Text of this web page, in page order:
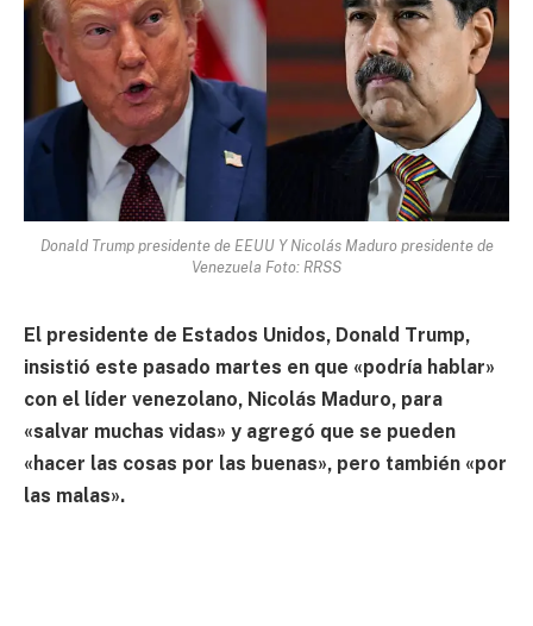
Donald Trump presidente de EEUU Y Nicolás Maduro presidente de
Venezuela Foto: RRSS
El presidente de Estados Unidos, Donald Trump,
insistió este pasado martes en que «podría hablar»
con el líder venezolano, Nicolás Maduro, para
«salvar muchas vidas» y agregó que se pueden
«hacer las cosas por las buenas», pero también «por
las malas».